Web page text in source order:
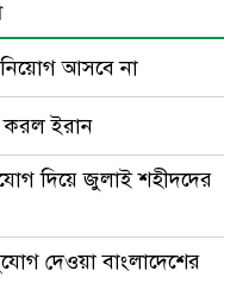
আসবে না
করল ইরান
দিয়ে জুলাই শহীদদের
দেওয়া বাংলাদেশের